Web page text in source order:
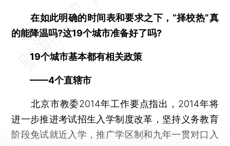
在如此明确的时间表和要求之下，“择校热”真
的能降温吗?这19个城市准备好了吗?
19个城市基本都有相关政策
——4个直辖市
北京市教委2014年工作要点指出，2014年将
进一步推进考试招生入学制度改革，坚持义务教育
阶段免试就近入学，推广学区制和九年一贯对口入